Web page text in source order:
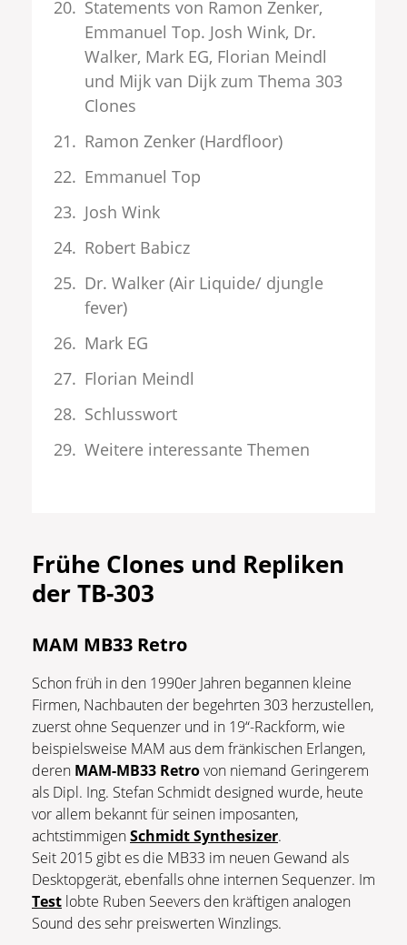
Statements von Ramon Zenker,
Emmanuel Top. Josh Wink, Dr.
Walker, Mark EG, Florian Meindl
und Mijk van Dijk zum Thema 303
Clones
Ramon Zenker (Hardfloor)
Emmanuel Top
Josh Wink
Robert Babicz
Dr. Walker (Air Liquide/ djungle
fever)
Mark EG
Florian Meindl
Schlusswort
Weitere interessante Themen
Frühe Clones und Repliken
der TB-303
MAM MB33 Retro
Schon früh in den 1990er Jahren begannen kleine
Firmen, Nachbauten der begehrten 303 herzustellen,
zuerst ohne Sequenzer und in 19“-Rackform, wie
beispielsweise MAM aus dem fränkischen Erlangen,
deren MAM-MB33 Retrovon niemand Geringerem
als Dipl. Ing. Stefan Schmidt designed wurde, heute
vor allem bekannt für seinen imposanten,
achtstimmigenSchmidt Synthesizer.
Seit 2015 gibt es die MB33 im neuen Gewand als
Desktopgerät, ebenfalls ohne internen Sequenzer. Im
Test lobte Ruben Seevers den kräftigen analogen
Sound des sehr preiswerten Winzlings.